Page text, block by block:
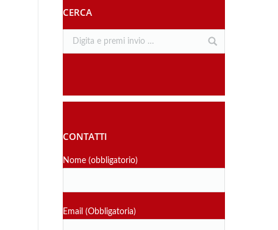
CERCA
CONTATTI
Nome (obbligatorio)
Email (Obbligatoria)